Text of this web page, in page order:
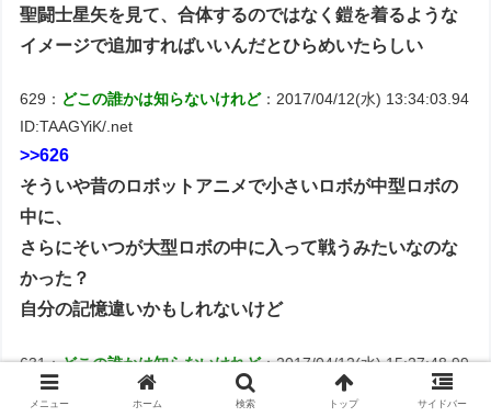
聖闘士星矢を見て、合体するのではなく鎧を着るような
イメージで追加すればいいんだとひらめいたらしい
629： どこの誰かは知らないけれど：2017/04/12(水) 13:34:03.94
ID:TAAGYiK/.net
>>626
そういや昔のロボットアニメで小さいロボが中型ロボの
中に、
さらにそいつが大型ロボの中に入って戦うみたいなのな
かった？
自分の記憶違いかもしれないけど
631：どこの誰かは知らないけれど：2017/04/12(水) 15:27:48.99
ID:CeW8JSFd.net
メニュー ホーム 検索 トップ サイドバー